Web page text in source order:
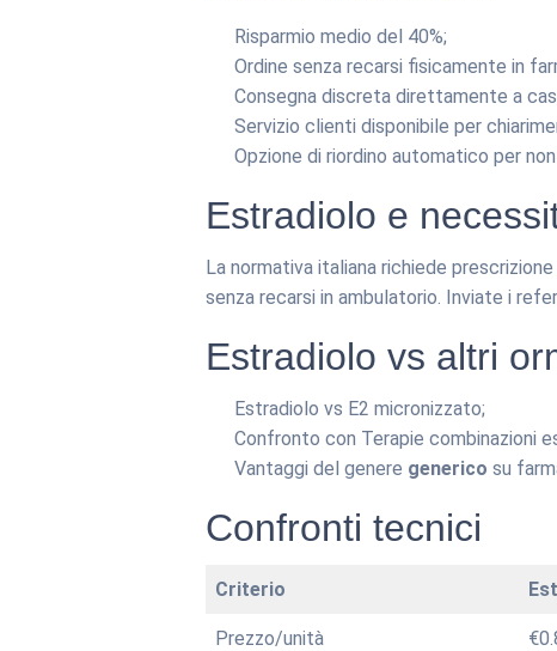
Risparmio medio del 40%;
Ordine senza recarsi fisicamente in
Consegna discreta direttamente a
Servizio clienti disponibile per
Opzione di riordino automatico per
Estradiolo e
La normativa italiana richiede
senza recarsi in ambulatorio. Inviate i
Estradiolo vs altri
Estradiolo vs E2 micronizzato;
Confronto con Terapie combinazioni
Vantaggi del genere generico su
Confronti tecnici
Criterio
Prezzo/unità